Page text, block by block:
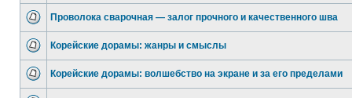
Проволока сварочная — залог прочного и качественного шва
Корейские дорамы: жанры и смыслы
Корейские дорамы: волшебство на экране и за его пределами